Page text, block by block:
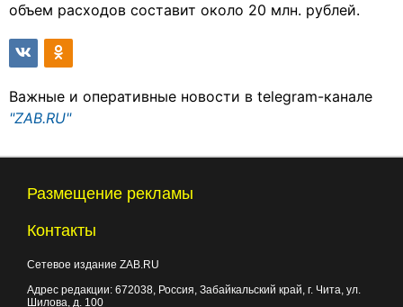
объем расходов составит около 20 млн. рублей.
Важные и оперативные новости в telegram-канале
"ZAB.RU"
Размещение рекламы
Контакты
Сетевое издание ZAB.RU
Адрес редакции: 672038, Россия, Забайкальский край, г. Чита, ул.
Шилова, д. 100